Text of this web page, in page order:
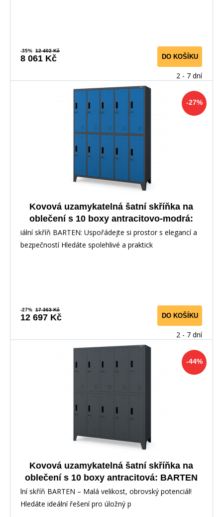
-35% 12 402 Kč
8 061 Kč DO KOŠÍKU
2 - 7 dní
-27%
Kovová uzamykatelná šatní skříňka na
oblečení s 10 boxy antracitovo-modrá:
BARTEN 1360 x 1720 x 450 mm
iální skříň BARTEN: Uspořádejte si prostor s elegancí a
bezpečností Hledáte spolehlivé a praktick
-27% 17 363 Kč
12 697 Kč DO KOŠÍKU
2 - 7 dní
-44%
Kovová uzamykatelná šatní skříňka na
oblečení s 10 boxy antracitová: BARTEN
1360 x 1720 x 450 mm
lní skříň BARTEN – Malá velikost, obrovský potenciál!
Hledáte ideální řešení pro úložný p